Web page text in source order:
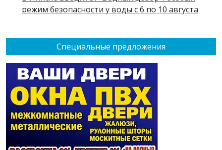
Специальные предложения
режим безопасности у воды с 6 по 10 августа